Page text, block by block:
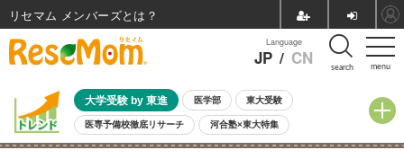
menu
Language
JP / CN search
大学受験 by 東進 医学部 東大受験
医専予備校徹底リサーチ 河合塾×東大特集
親子で考える大学選び 高校受験 中学受験 小学校受験
リセマム メンバーズ